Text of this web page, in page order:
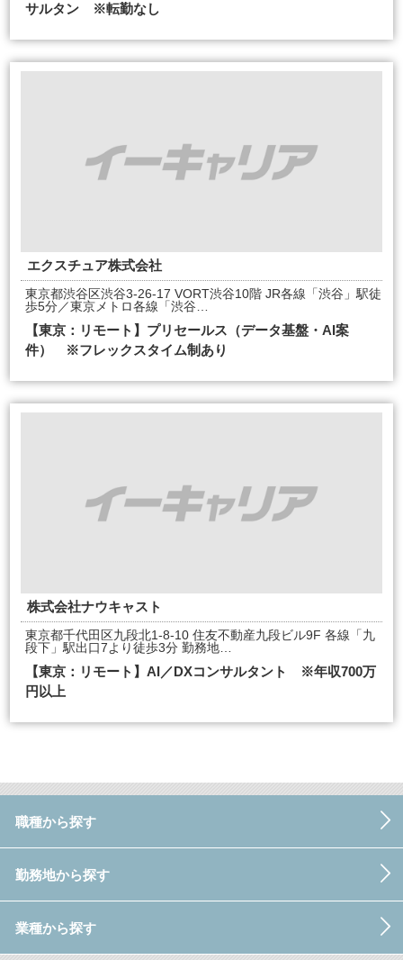
サルタン ※転勤なし
エクスチュア株式会社
東京都渋谷区渋谷3-26-17 VORT渋谷10階 JR各線「渋谷」駅徒
歩5分／東京メトロ各線「渋谷…
【東京：リモート】プリセールス（データ基盤・AI案
件） ※フレックスタイム制あり
株式会社ナウキャスト
東京都千代田区九段北1-8-10 住友不動産九段ビル9F 各線「九
段下」駅出口7より徒歩3分 勤務地…
【東京：リモート】AI／DXコンサルタント ※年収700万
円以上
職種から探す
勤務地から探す
業種から探す